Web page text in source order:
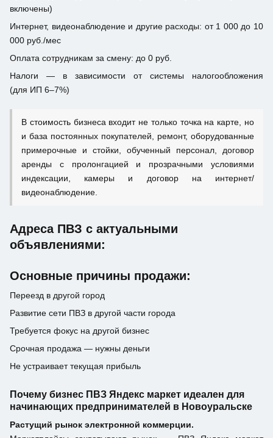
включены)
Интернет, видеонаблюдение и другие расходы: от 1 000 до 10
000 руб./мес
Оплата сотрудникам за смену: до 0 руб.
Налоги — в зависимости от системы налогообложения
(для ИП 6–7%)
В стоимость бизнеса входит не только точка на карте, но
и база постоянных покупателей, ремонт, оборудованные
примерочные и стойки, обученный персонал, договор
аренды с пролонгацией и прозрачными условиями
индексации, камеры и договор на интернет/
видеонаблюдение.
Адреса ПВЗ с актуальными
объявлениями:
Основные причины продажи:
Переезд в другой город
Развитие сети ПВЗ в другой части города
Требуется фокус на другой бизнес
Срочная продажа — нужны деньги
Не устраивает текущая прибыль
Почему бизнес ПВЗ Яндекс маркет идеален для
начинающих предпринимателей в Новоуральске
Растущий рынок электронной коммерции.